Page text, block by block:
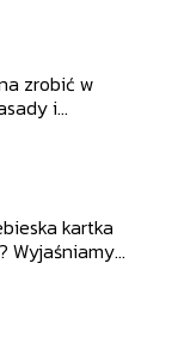
zrobić w
i
kartka
Wyjaśniamy